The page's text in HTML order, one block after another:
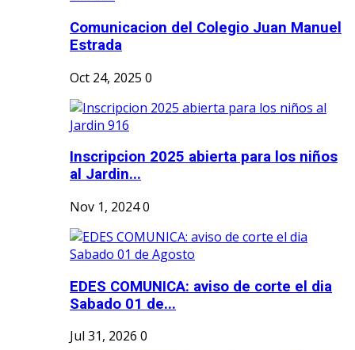
Comunicacion del Colegio Juan Manuel
Estrada
Oct 24, 2025 0
Inscripcion 2025 abierta para los niños
al Jardin...
Nov 1, 20240
EDES COMUNICA: aviso de corte el dia
Sabado 01 de...
Jul 31, 2026 0